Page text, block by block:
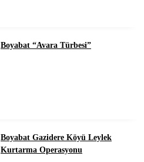
Boyabat “Avara Türbesi”
Boyabat Gazidere Köyü Leylek
Kurtarma Operasyonu